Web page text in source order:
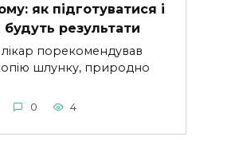
як підготуватися і
будуть результати
порекомендував
шлунку, природно
0 4